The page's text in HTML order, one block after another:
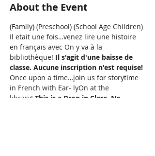
About the Event
(Family) (Preschool) (School Age Children)
Il etait une fois…venez lire une histoire
en français avec On y va à la
bibliothèque! Il s'agit d'une baisse de
classe. Aucune inscription n'est requise!
Once upon a time…join us for storytime
in French with Ear- lyOn at the
library! This is a Drop in Class No